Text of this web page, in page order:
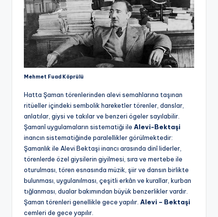
Mehmet Fuad Köprülü
Hatta Şaman törenlerinden alevi semahlarına taşınan
ritüeller içindeki sembolik hareketler törenler, danslar,
anlatılar, giysi ve takılar ve benzeri ögeler sayılabilir.
Şamanî uygulamaların sistematiği ile Alevi-Bektaşi
inancın sistematiğinde paralellikler görülmektedir:
Şamanlık ile Alevi Bektaşi inancı arasında dinî liderler,
törenlerde özel giysilerin giyilmesi, sıra ve mertebe ile
oturulması, tören esnasında müzik, şiir ve dansın birlikte
bulunması, uygulanılması, çeşitli erkân ve kurallar, kurban
tığlanması, dualar bakımından büyük benzerlikler vardır.
Şaman törenleri genellikle gece yapılır. Alevi – Bektaşi
cemleri de gece yapılır.